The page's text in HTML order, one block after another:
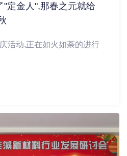
"定金人",那春之元就给
活动,正在如火如荼的进行